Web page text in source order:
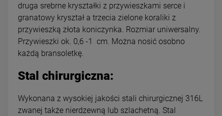
druga srebrne kryształki z przywieszkami serce i
granatowy kryształ a trzecia zielone koraliki z
przywieszką złota koniczynka. Rozmiar uniwersalny.
Przywieszki ok. 0,6 -1 cm. Można nosić osobno
każdą bransoletkę.
Stal chirurgiczna:
Wykonana z wysokiej jakości stali chirurgicznej 316L
zwanej także nierdzewną lub szlachetną. Stal